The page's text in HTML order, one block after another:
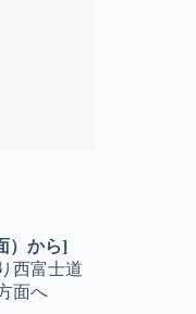
）から]
西富士道
面へ